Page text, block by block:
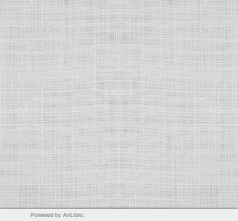
Powered by AirLibro.